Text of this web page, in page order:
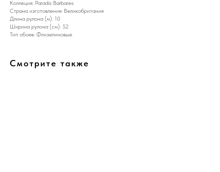
Коллеция: Paradis Barbares
Страна изготовления: Великобритания
Длина рулона (м): 10
Ширина рулона (см): 52
Тип обоев: Флизелиновые
Смотрите также